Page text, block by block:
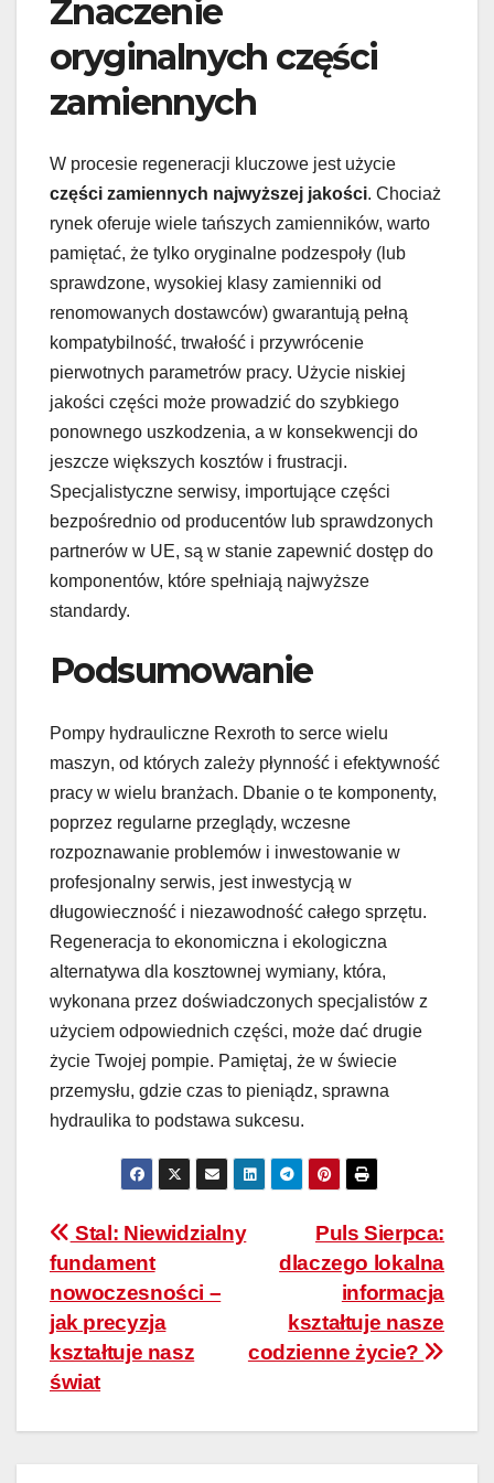
Znaczenie
oryginalnych części
zamiennych
W procesie regeneracji kluczowe jest użycie
części zamiennych najwyższej jakości. Chociaż
rynek oferuje wiele tańszych zamienników, warto
pamiętać, że tylko oryginalne podzespoły (lub
sprawdzone, wysokiej klasy zamienniki od
renomowanych dostawców) gwarantują pełną
kompatybilność, trwałość i przywrócenie
pierwotnych parametrów pracy. Użycie niskiej
jakości części może prowadzić do szybkiego
ponownego uszkodzenia, a w konsekwencji do
jeszcze większych kosztów i frustracji.
Specjalistyczne serwisy, importujące części
bezpośrednio od producentów lub sprawdzonych
partnerów w UE, są w stanie zapewnić dostęp do
komponentów, które spełniają najwyższe
standardy.
Podsumowanie
Pompy hydrauliczne Rexroth to serce wielu
maszyn, od których zależy płynność i efektywność
pracy w wielu branżach. Dbanie o te komponenty,
poprzez regularne przeglądy, wczesne
rozpoznawanie problemów i inwestowanie w
profesjonalny serwis, jest inwestycją w
długowieczność i niezawodność całego sprzętu.
Regeneracja to ekonomiczna i ekologiczna
alternatywa dla kosztownej wymiany, która,
wykonana przez doświadczonych specjalistów z
użyciem odpowiednich części, może dać drugie
życie Twojej pompie. Pamiętaj, że w świecie
przemysłu, gdzie czas to pieniądz, sprawna
hydraulika to podstawa sukcesu.
Nawigacja
wpisu
Puls Sierpca:
dlaczego lokalna
informacja
kształtuje nasze
codzienne życie?
Stal: Niewidzialny
fundament
nowoczesności –
jak precyzja
kształtuje nasz
świat